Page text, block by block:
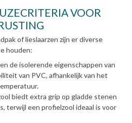
VOOR
of lieslaarzen zijn er diverse
houden:
de isolerende eigenschappen van
van PVC, afhankelijk van het
biedt extra grip op gladde stenen
terwijl een profielzool ideaal is voor